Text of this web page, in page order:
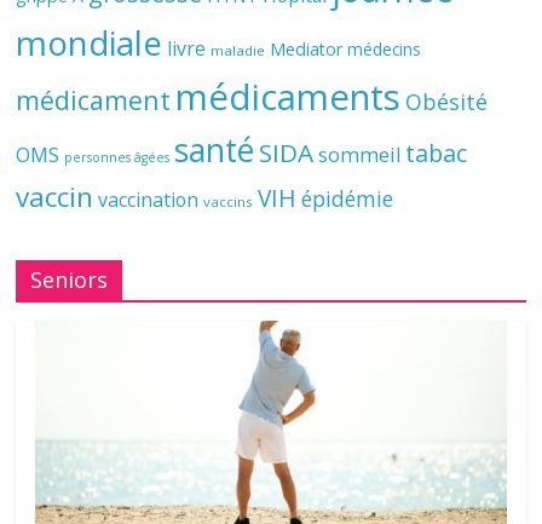
mondiale livre maladie Mediator médecins
médicament médicaments Obésité
OMS personnes âgées santé SIDAsommeil tabac
vaccin vaccination vaccins VIH épidémie
Seniors